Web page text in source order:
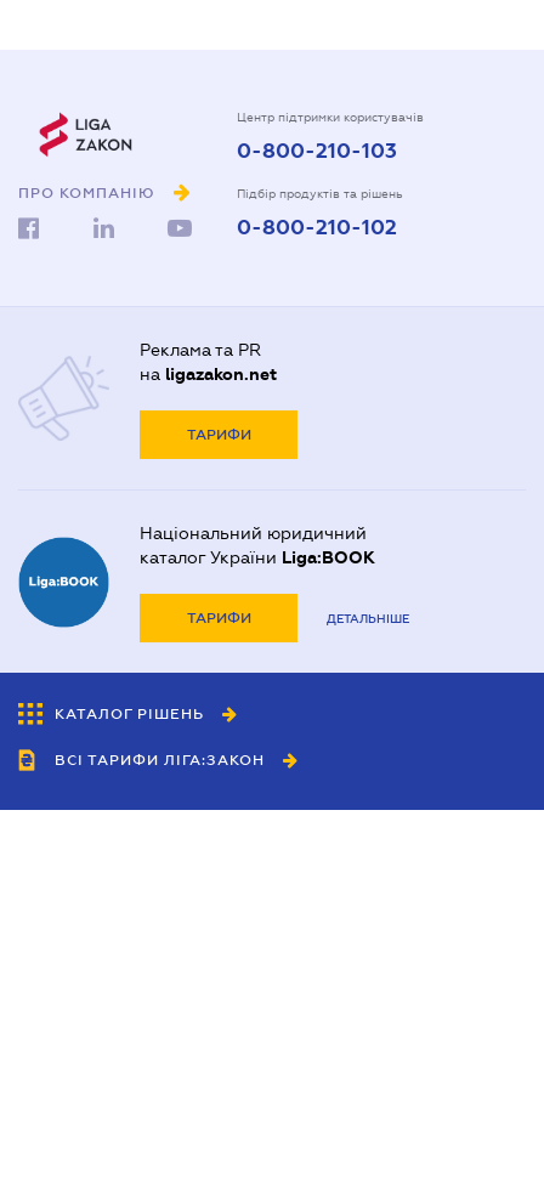
ПРО КОМПАНІЮ
Центр підтримки користувачів
0-800-210-103
Підбір продуктів та рішень
0-800-210-102
Реклама та PR
на ligazakon.net
ТАРИФИ
Національний юридичний
каталог України Liga:BOOK
ТАРИФИ ДЕТАЛЬНІШЕ
КАТАЛОГ РІШЕНЬ
ВСІ ТАРИФИ ЛІГА:ЗАКОН